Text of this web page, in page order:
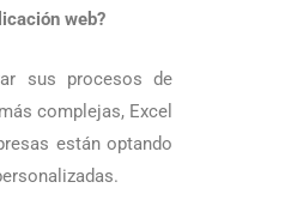
web?
sus procesos de
complejas, Excel
están optando